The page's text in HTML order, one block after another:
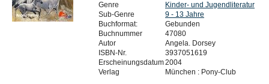
Genre
Kinder- und Jugendliteratur
Sub-Genre
9 - 13 Jahre
Buchformat:
Gebunden
Buchnummer
47080
Autor
Angela. Dorsey
ISBN-Nr.
3937051619
Erscheinungsdatum2004
Verlag
München : Pony-Club